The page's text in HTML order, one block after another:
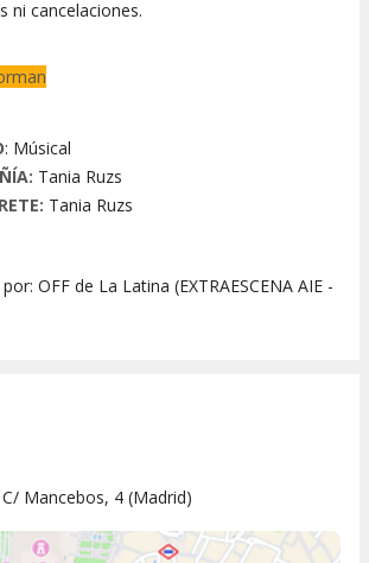
ni cancelaciones.
: Músical
Tania Ruzs
Tania Ruzs
OFF de La Latina (EXTRAESCENA AIE -
C/ Mancebos, 4 (Madrid)